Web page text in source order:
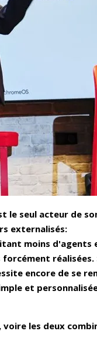
le seul acteur de
externalisés:
moins d'agents
réalisées.
encore de se
et
les deux